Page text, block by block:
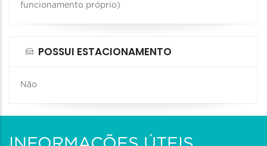
funcionamento próprio)
POSSUI ESTACIONAMENTO
Não